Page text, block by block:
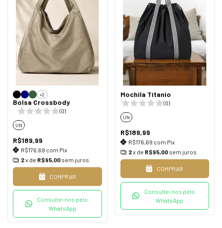
+2
Bolsa Crossbody
(0)
UN
R$189,99
R$176,69 com Pix
2x de R$95,00 sem juros
COMPRAR
Consulte-nos pelo
WhatsApp
Mochila Titanio
(0)
UN
R$189,99
R$176,69 com Pix
2x de R$95,00 sem juros
COMPRAR
Consulte-nos pelo
WhatsApp